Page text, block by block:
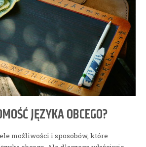
JĘZYKA OBCEGO?
możliwości i sposobów, które